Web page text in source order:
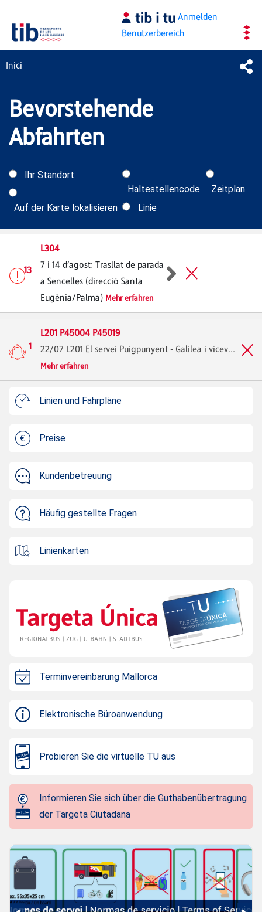
Anmelden
Benutzerbereich
Inici
Bevorstehende
Abfahrten
Ihr Standort
Auf der Karte lokalisieren
Haltestellencode
Linie
Zeitplan
13
L304
7 i 14 d’agost: Trasllat de parada
a Sencelles (direcció Santa
Eugènia/Palma) Mehr erfahren
1
L201 P45004 P45019
22/07 L201 El servei Puigpunyent - Galilea i vicev...
Mehr erfahren
Terminvereinbarung Mallorca
Elektronische Büroanwendung
Probieren Sie die virtuelle TU aus
Informieren Sie sich über die Guthabenübertragung
der Targeta Ciutadana
Linien und Fahrpläne
Preise
Kundenbetreuung
Häufig gestellte Fragen
Linienkarten